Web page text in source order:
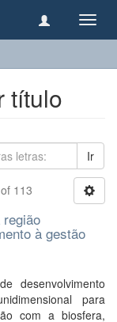
título
Ir
113
à gestão
desenvolvimento
para
com a biosfera,